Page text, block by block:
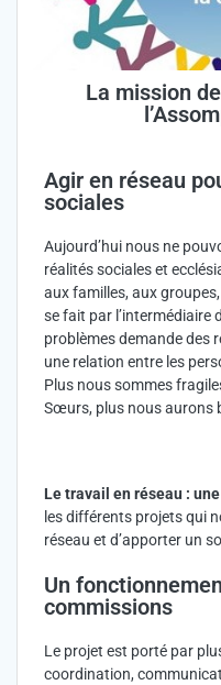
La mission
Agir en réseau
sociales
Aujourd’hui nous ne
réalités sociales et
aux familles, aux
se fait par l’intermédiaire
problèmes demande des
une relation entre les
Plus nous sommes
Sœurs, plus nous aurons
Le travail en réseau :
les différents projets qui
réseau et d’apporter un
Un
commissions
Le projet est porté par
coordination,